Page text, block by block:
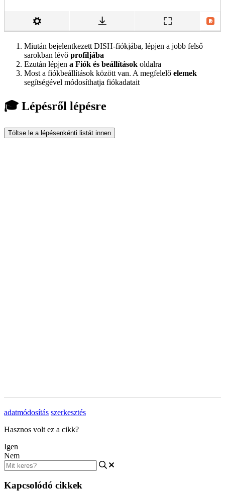
Miután bejelentkezett DISH-fiókjába, lépjen a jobb felső
sarokban lévő profiljába
Ezután lépjen a Fiók és beállítások oldalra
Most a fiókbeállítások között van. A megfelelő elemek
segítségével módosíthatja fiókadatait
🎓 Lépésről lépésre
Töltse le a lépésenkénti listát innen
adatmódosítás szerkesztés
Hasznos volt ez a cikk?
Igen
Nem
Kapcsolódó cikkek